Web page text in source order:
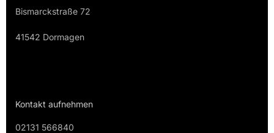
Bismarckstraße 72
41542 Dormagen
Kontakt aufnehmen
02131 566840